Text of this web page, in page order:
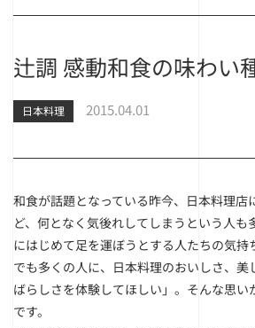
辻調 感動和食の味わい
日本料理 2015.04.01
和食が話題となっている昨今、日本料理店
ど、何となく気後れしてしまうという人も
にはじめて足を運ぼうとする人たちの気持
でも多くの人に、日本料理のおいしさ、美
ばらしさを体験してほしい」。そんな思い
です。